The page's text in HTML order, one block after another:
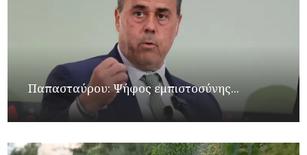
Παπασταύρου: Ψήφος εμπιστοσύνης...